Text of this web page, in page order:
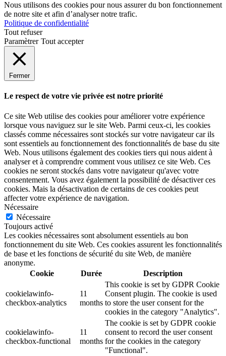
Nous utilisons des cookies pour nous assurer du bon fonctionnement
de notre site et afin d’analyser notre trafic.
Politique de confidentialité
Tout refuser
Paramètrer Tout accepter
Fermer
Le respect de votre vie privée est notre priorité
Ce site Web utilise des cookies pour améliorer votre expérience
lorsque vous naviguez sur le site Web. Parmi ceux-ci, les cookies
classés comme nécessaires sont stockés sur votre navigateur car ils
sont essentiels au fonctionnement des fonctionnalités de base du site
Web. Nous utilisons également des cookies tiers qui nous aident à
analyser et à comprendre comment vous utilisez ce site Web. Ces
cookies ne seront stockés dans votre navigateur qu'avec votre
consentement. Vous avez également la possibilité de désactiver ces
cookies. Mais la désactivation de certains de ces cookies peut
affecter votre expérience de navigation.
Nécessaire
Nécessaire
Toujours activé
Les cookies nécessaires sont absolument essentiels au bon
fonctionnement du site Web. Ces cookies assurent les fonctionnalités
de base et les fonctions de sécurité du site Web, de manière
anonyme.
Cookie
Durée Description
cookielawinfo-
checkbox-analytics
11
months
This cookie is set by GDPR Cookie
Consent plugin. The cookie is used
to store the user consent for the
cookies in the category "Analytics".
cookielawinfo-
checkbox-functional
11
months
The cookie is set by GDPR cookie
consent to record the user consent
for the cookies in the category
"Functional".